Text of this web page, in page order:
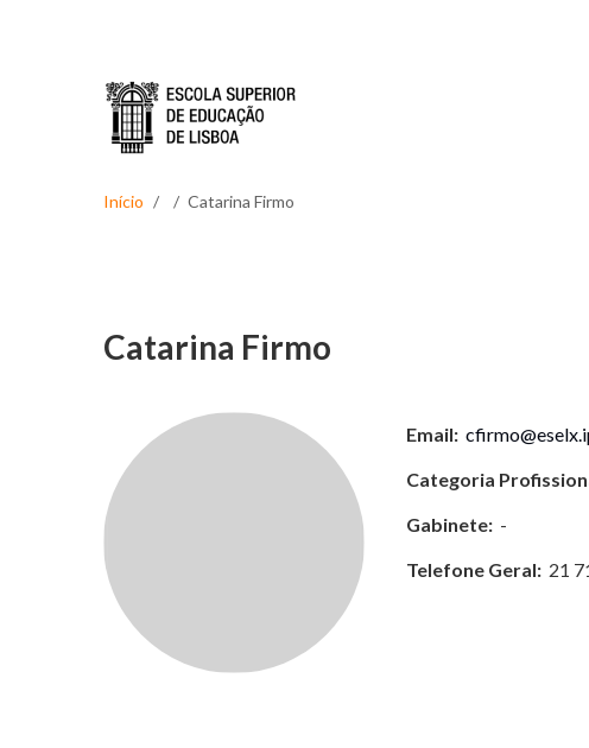
Início Catarina Firmo
Catarina Firmo
Email:
Categoria
Gabinete: -
Telefone Geral: 21